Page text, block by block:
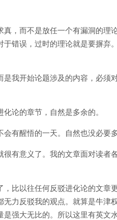
，而不是放任一个有漏洞的理
错误，过时的理论就是要摒弃
我开始论题涉及的内容，必须
论的章节，自然是多余的。
有醒悟的一天。自然也没必要多
有意义了。我的文章面对读者
比以往任何反驳进化论的文章
力反驳我的观点。就算是牛津
强大无比的。所以这里有英文